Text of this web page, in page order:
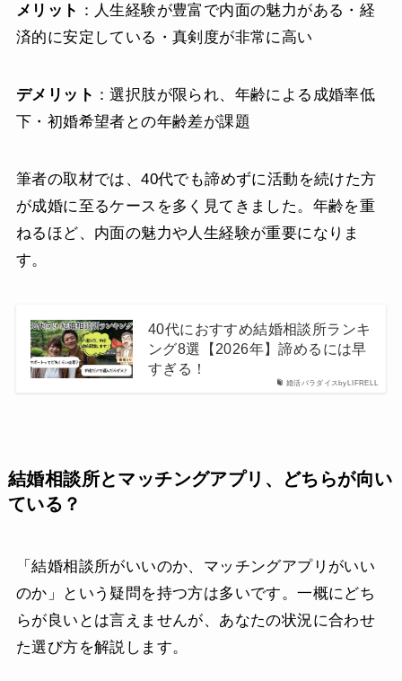
メリット ：人生経験が豊富で内面の魅力がある・経
済的に安定している・真剣度が非常に高い
デメリット ：選択肢が限られ、年齢による成婚率低
下・初婚希望者との年齢差が課題
筆者の取材では、40代でも諦めずに活動を続けた方
が成婚に至るケースを多く見てきました。年齢を重
ねるほど、内面の魅力や人生経験が重要になりま
す。
婚活パラダイスbyLIFRELL
40代におすすめ結婚相談所ランキ
ング8選【2026年】諦めるには早
すぎる！
結婚相談所とマッチングアプリ、どちらが向い
ている？
「結婚相談所がいいのか、マッチングアプリがいい
のか」という疑問を持つ方は多いです。一概にどち
らが良いとは言えませんが、あなたの状況に合わせ
た選び方を解説します。